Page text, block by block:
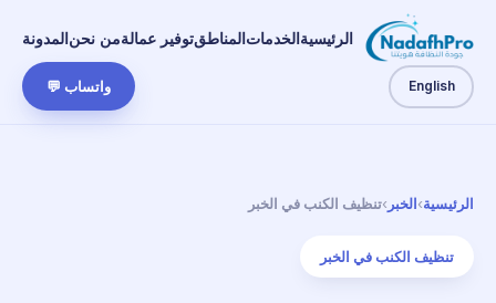
الرئيسيةالخدماتالمناطقتوفير عمالةمن نحنالمدونة
English واتساب 💬
الرئيسية›الخبر ›تنظيف الكنب في الخبر
تنظيف الكنب في الخبر